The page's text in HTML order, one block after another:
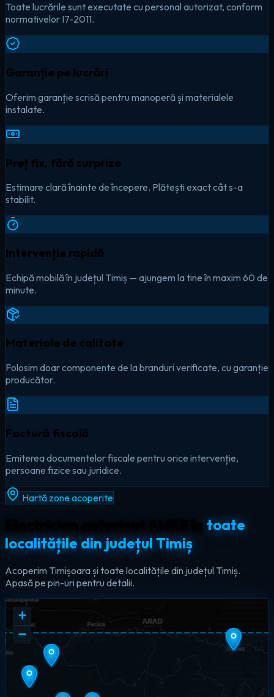
Toate lucrările sunt executate cu personal autorizat, conform
normativelor I7-2011.
Garanție pe lucrări
Oferim garanție scrisă pentru manoperă și materialele
instalate.
Preț fix, fără surprize
Estimare clară înainte de începere. Plătești exact cât s-a
stabilit.
Intervenție rapidă
Echipă mobilă în județul Timiș — ajungem la tine în maxim 60 de
minute.
Materiale de calitate
Folosim doar componente de la branduri verificate, cu garanție
producător.
Factură fiscală
Emiterea documentelor fiscale pentru orice intervenție,
persoane fizice sau juridice.
Hartă zone acoperite
toate
localitățile din județul Timiș
Acoperim Timișoara și toate localitățile din județul Timiș.
Apasă pe pin-uri pentru detalii.
+
−